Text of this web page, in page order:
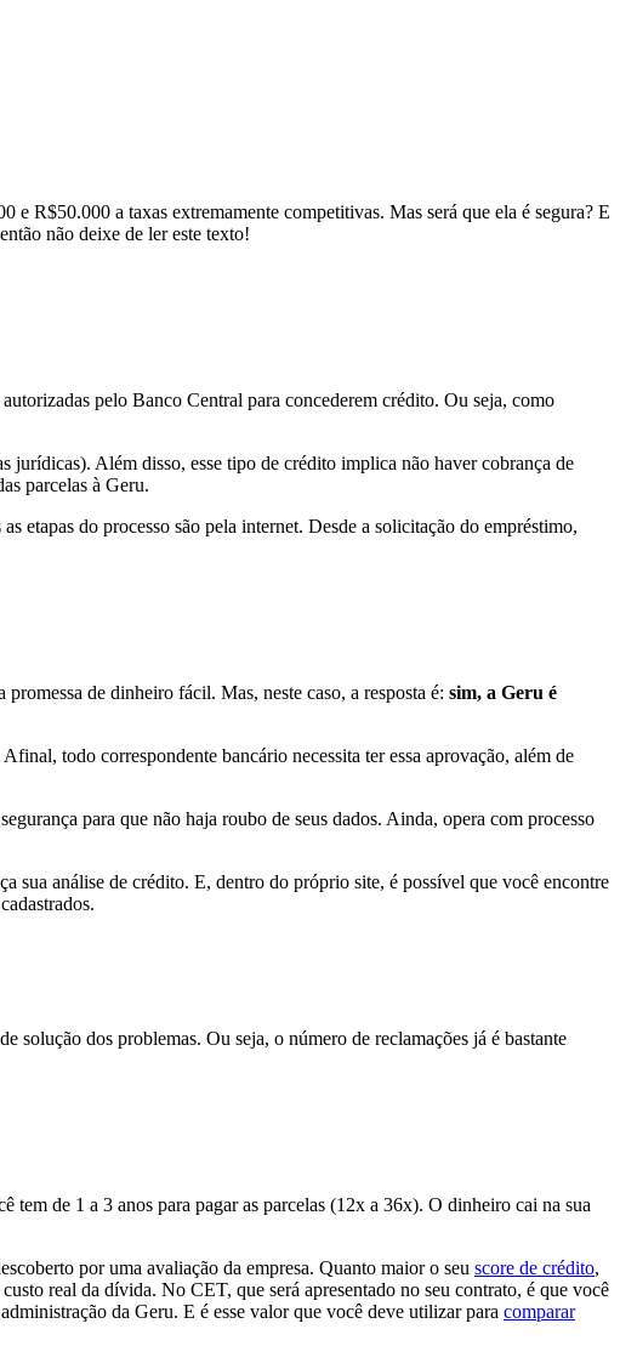
e R$50.000 a taxas extremamente competitivas. Mas será que ela é segura? E
não deixe de ler este texto!
pelo Banco Central para concederem crédito. Ou seja, como
jurídicas). Além disso, esse tipo de crédito implica não haver cobrança de
parcelas à Geru.
etapas do processo são pela internet. Desde a solicitação do empréstimo,
de dinheiro fácil. Mas, neste caso, a resposta é: sim, a Geru é
todo correspondente bancário necessita ter essa aprovação, além de
para que não haja roubo de seus dados. Ainda, opera com processo
sua análise de crédito. E, dentro do próprio site, é possível que você encontre
solução dos problemas. Ou seja, o número de reclamações já é bastante
tem de 1 a 3 anos para pagar as parcelas (12x a 36x). O dinheiro cai na sua
por uma avaliação da empresa. Quanto maior o seu score de crédito,
custo real da dívida. No CET, que será apresentado no seu contrato, é que você
da Geru. E é esse valor que você deve utilizar para comparar